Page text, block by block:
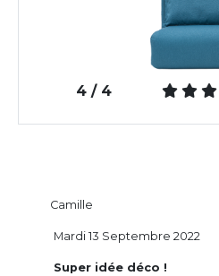
4 / 4
Camille
Super idée déco !
Mardi 13 Septembre 2022